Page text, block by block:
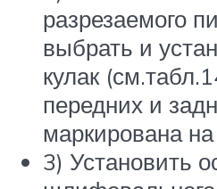
разрезаемого
выбрать и
кулак
передних и
маркирована на
3) Установить